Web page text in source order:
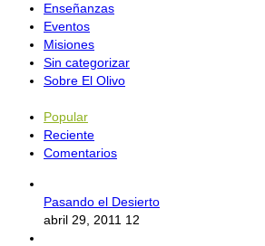
Enseñanzas
Eventos
Misiones
Sin categorizar
Sobre El Olivo
Popular
Reciente
Comentarios
Pasando el Desierto
abril 29, 2011 12